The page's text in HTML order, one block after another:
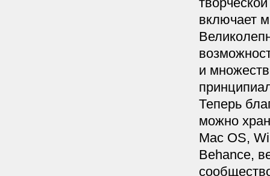
включает
и
Теперь
можно
Mac OS,
Behance,